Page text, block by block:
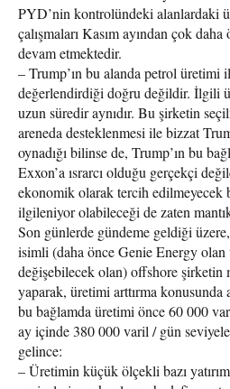
PYD’nin kontrolündeki alanlardaki
çalışmaları Kasım ayından çok
devam etmektedir.
– Trump’ın bu alanda petrol üretimi
değerlendirdiği doğru değildir. İlgili
uzun süredir aynıdır. Bu şirketin
areneda desteklenmesi ile bizzat
oynadığı bilinse de, Trump’ın bu
Exxon’a ısrarcı olduğu gerçekçi
ekonomik olarak tercih
ilgileniyor olabileceği de zaten
Son günlerde gündeme geldiği
isimli (daha önce Genie Energy olan
değişebilecek olan) offshore şirketin
yaparak, üretimi arttırma konusunda
bu bağlamda üretimi önce 60 000
ay içinde 380 000 varil / gün
gelince:
– Üretimin küçük ölçekli bazı